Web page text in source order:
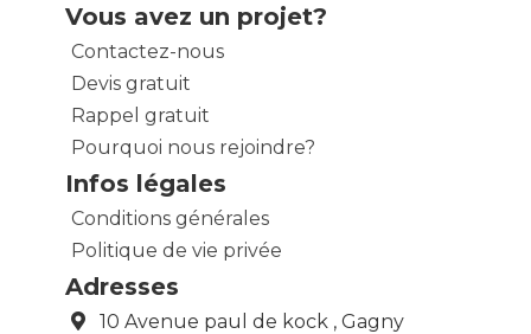
Vous avez un projet?
Contactez-nous
Devis gratuit
Rappel gratuit
Pourquoi nous rejoindre?
Infos légales
Conditions générales
Politique de vie privée
Adresses
10 Avenue paul de kock , Gagny